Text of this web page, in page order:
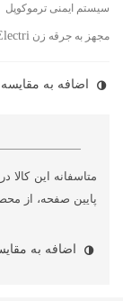
سیستم ایمنی ترموکوپل
مجهز به جرقه زن
اضافه به مقایسه
متاسفانه این
پایین صفحه، از
اضافه به